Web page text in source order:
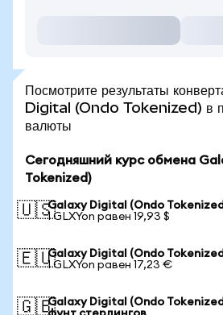
Посмотрите результаты
Digital (Ondo Tokenized) в
валюты
Сегодняшний курс обмена
Tokenized)
🇺🇸Galaxy Digital (Ondo
1 GLXYon равен 19,93 $
🇪🇺Galaxy Digital (Ondo
1 GLXYon равен 17,23 €
🇬🇧Galaxy Digital (Ondo